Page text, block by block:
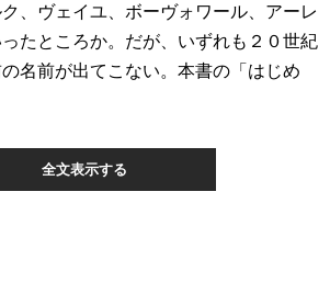
、ヴェイユ、ボーヴォワール、アーレ
たところか。だが、いずれも２０世紀
名前が出てこない。本書の「はじめ
全文表示する